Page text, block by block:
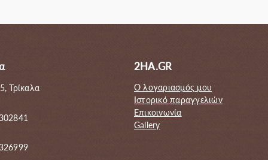
Τρίκαλα
2HA.GR
Ο λογαριασμός μου
Ιστορικό παραγγελιών
Επικοινωνία
Gallery